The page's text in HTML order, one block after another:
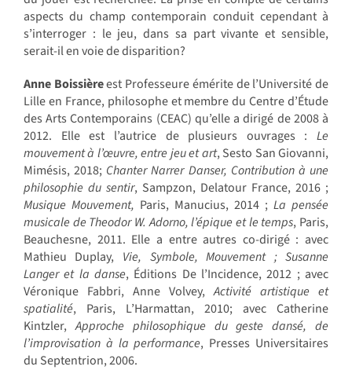
aspects du champ contemporain conduit cependant à
s’interroger : le jeu, dans sa part vivante et sensible,
serait-il en voie de disparition?
Anne Boissièreest Professeure émérite de l’Université de
Lille en France, philosophe et membre du Centre d’Étude
des Arts Contemporains (CEAC) qu’elle a dirigé de 2008 à
2012. Elle est l’autrice de plusieurs ouvrages :Le
mouvement à l’œuvre, entre jeu et art, Sesto San Giovanni,
Mimésis, 2018; Chanter Narrer Danser, Contribution à une
philosophie du sentir, Sampzon, Delatour France, 2016 ;
Musique Mouvement, Paris, Manucius, 2014 ;La pensée
musicale de Theodor W. Adorno, l’épique et le temps, Paris,
Beauchesne, 2011. Elle a entre autres co-dirigé : avec
Mathieu Duplay, Vie, Symbole, Mouvement ; Susanne
Langer et la danse, Éditions De l’Incidence, 2012 ; avec
Véronique Fabbri, Anne Volvey,Activité artistique et
spatialité, Paris, L’Harmattan, 2010; avec Catherine
Kintzler,Approche philosophique du geste dansé, de
l’improvisation à la performance, Presses Universitaires
du Septentrion, 2006.